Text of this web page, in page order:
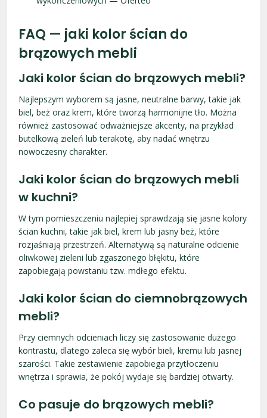
FAQ — jaki kolor ścian do
brązowych mebli
Jaki kolor ścian do brązowych mebli?
Najlepszym wyborem są jasne, neutralne barwy, takie jak
biel, beż oraz krem, które tworzą harmonijne tło. Można
również zastosować odważniejsze akcenty, na przykład
butelkową zieleń lub terakotę, aby nadać wnętrzu
nowoczesny charakter.
Jaki kolor ścian do brązowych mebli
w kuchni?
W tym pomieszczeniu najlepiej sprawdzają się jasne kolory
ścian kuchni, takie jak biel, krem lub jasny beż, które
rozjaśniają przestrzeń. Alternatywą są naturalne odcienie
oliwkowej zieleni lub zgaszonego błękitu, które
zapobiegają powstaniu tzw. mdłego efektu.
Jaki kolor ścian do ciemnobrązowych
mebli?
Przy ciemnych odcieniach liczy się zastosowanie dużego
kontrastu, dlatego zaleca się wybór bieli, kremu lub jasnej
szarości. Takie zestawienie zapobiega przytłoczeniu
wnętrza i sprawia, że pokój wydaje się bardziej otwarty.
Co pasuje do brązowych mebli?